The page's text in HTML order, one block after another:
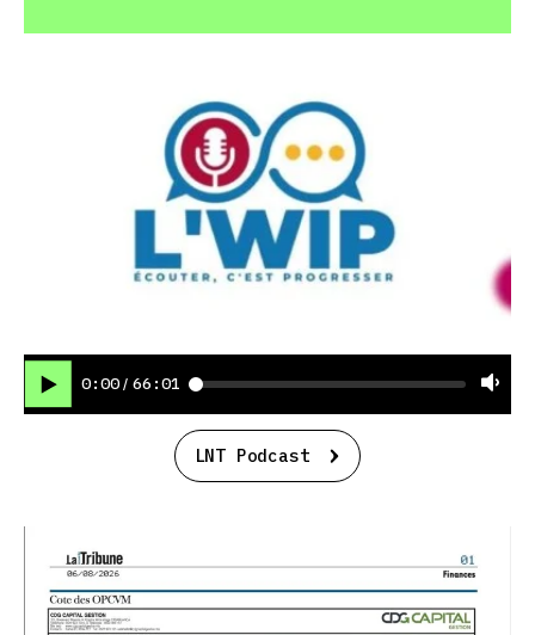
0:00 / 66:01
LNT Podcast